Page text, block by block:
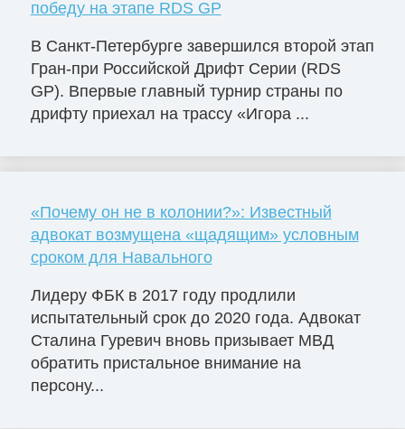
победу на этапе RDS GP
В Санкт-Петербурге завершился второй этап
Гран-при Российской Дрифт Серии (RDS
GP). Впервые главный турнир страны по
дрифту приехал на трассу «Игора ...
«Почему он не в колонии?»: Известный
адвокат возмущена «щадящим» условным
сроком для Навального
Лидеру ФБК в 2017 году продлили
испытательный срок до 2020 года. Адвокат
Сталина Гуревич вновь призывает МВД
обратить пристальное внимание на
персону...